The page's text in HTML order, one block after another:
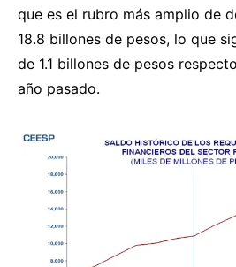
que es el rubro más amplio de
18.8 billones de pesos, lo que
de 1.1 billones de pesos
año pasado.